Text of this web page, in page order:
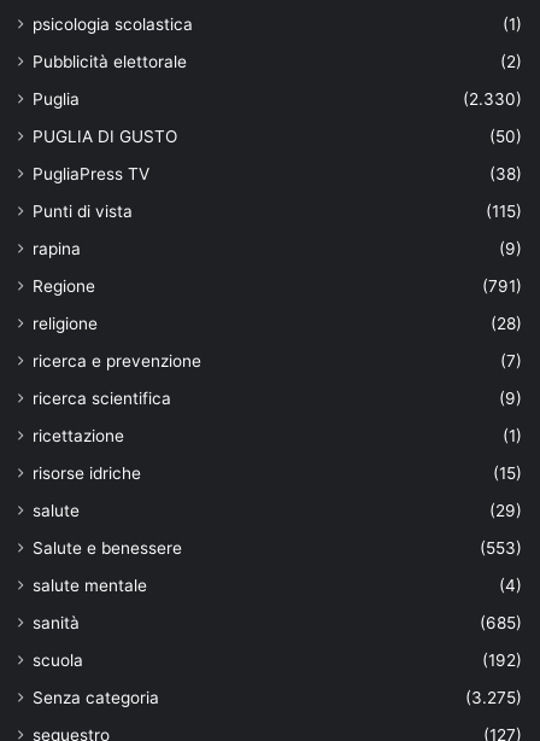
psicologia scolastica
(1)
Pubblicità elettorale
(2)
Puglia
(2.330)
PUGLIA DI GUSTO
(50)
PugliaPress TV
(38)
Punti di vista
(115)
rapina
(9)
Regione
(791)
religione
(28)
ricerca e prevenzione
(7)
ricerca scientifica
(9)
ricettazione
(1)
risorse idriche
(15)
salute
(29)
Salute e benessere
(553)
salute mentale
(4)
sanità
(685)
scuola
(192)
Senza categoria
(3.275)
sequestro
(127)